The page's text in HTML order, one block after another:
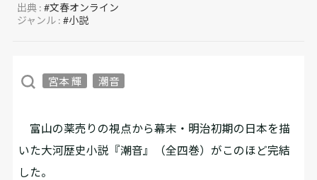
出典 :#文春オンライン
ジャンル :#小説
宮本 輝 潮音
富山の薬売りの視点から幕末・明治初期の日本を描
いた大河歴史小説『潮音』（全四巻）がこのほど完結
した。